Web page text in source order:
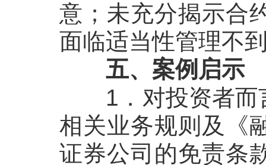
意；未充分揭示合
面临适当性管理不
五、案例启示
1． 对投资者而
相关业务规则及《
证券公司的免责条